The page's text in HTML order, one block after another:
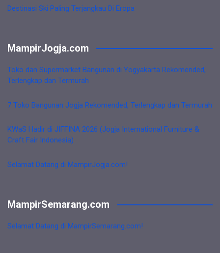
Destinasi Ski Paling Terjangkau Di Eropa
MampirJogja.com
Toko dan Supermarket Bangunan di Yogyakarta Rekomended,
Terlengkap dan Termurah
7 Toko Bangunan Jogja Rekomended, Terlengkap dan Termurah
KWaS Hadir di JIFFINA 2026 (Jogja International Furniture &
Craft Fair Indonesia)
Selamat Datang di MampirJogja.com!
MampirSemarang.com
Selamat Datang di MampirSemarang.com!